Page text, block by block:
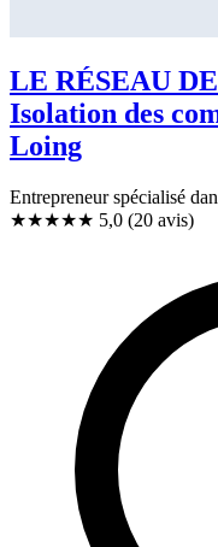
LE RÉSEAU
Isolation des
Loing
Entrepreneur spécialisé
★★★★★ 5,0 (20 avis)